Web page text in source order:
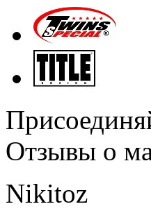
Отзывы о
Nikitoz